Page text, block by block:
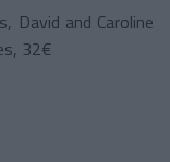
David and Caroline
32€